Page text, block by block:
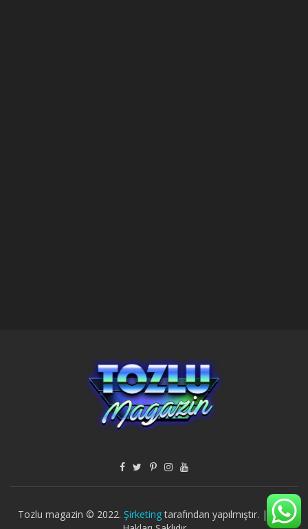
Tozlu magazin © 2022. Şirketingtarafından yapılmıştır. | Tüm